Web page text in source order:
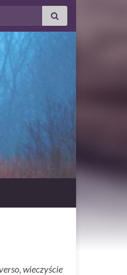
wieczyście